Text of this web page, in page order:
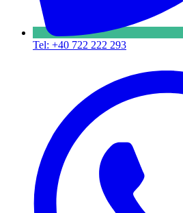
Tel: +40 722 222 293